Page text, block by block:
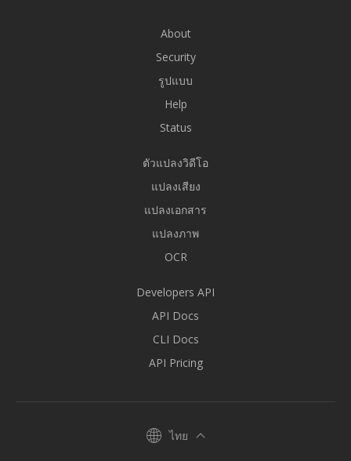
About
Security
รูปแบบ
Help
Status
ตัวแปลงวิดีโอ
แปลงเสียง
แปลงเอกสาร
แปลงภาพ
OCR
Developers API
API Docs
CLI Docs
API Pricing
ไทย